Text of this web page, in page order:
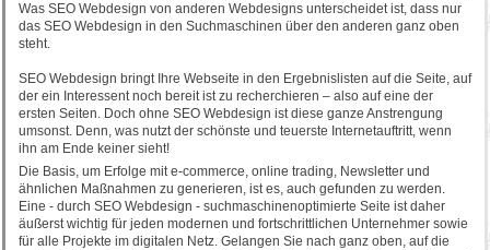
Was SEO Webdesign von anderen Webdesigns unterscheidet ist, dass nur
das SEO Webdesign in den Suchmaschinen über den anderen ganz oben
steht.
SEO Webdesign bringt Ihre Webseite in den Ergebnislisten auf die Seite, auf
der ein Interessent noch bereit ist zu recherchieren – also auf eine der
ersten Seiten. Doch ohne SEO Webdesign ist diese ganze Anstrengung
umsonst. Denn, was nutzt der schönste und teuerste Internetauftritt, wenn
ihn am Ende keiner sieht!
Die Basis, um Erfolge mit e-commerce, online trading, Newsletter und
ähnlichen Maßnahmen zu generieren, ist es, auch gefunden zu werden.
Eine - durch SEO Webdesign - suchmaschinenoptimierte Seite ist daher
äußerst wichtig für jeden modernen und fortschrittlichen Unternehmer sowie
für alle Projekte im digitalen Netz. Gelangen Sie nach ganz oben, auf die